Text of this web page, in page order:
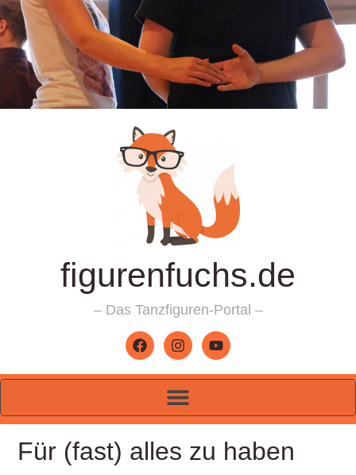
figurenfuchs.de
– Das Tanzfiguren-Portal –
Für (fast) alles zu haben